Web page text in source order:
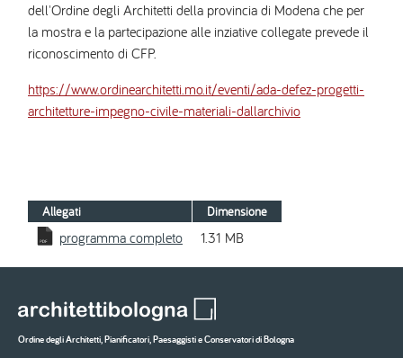
dell'Ordine degli Architetti della provincia di Modena che per
la mostra e la partecipazione alle inziative collegate prevede il
riconoscimento di CFP.
https://www.ordinearchitetti.mo.it/eventi/ada-defez-progetti-
architetture-impegno-civile-materiali-dallarchivio
Allegati Dimensione
programma completo 1.31 MB
Ordine degli Architetti, Pianificatori, Paesaggisti e Conservatori di Bologna